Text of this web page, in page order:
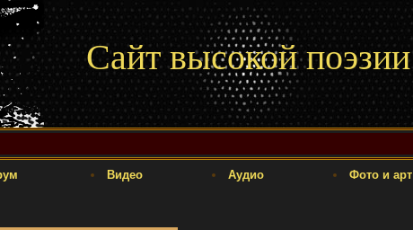
Сайт высокой поэзии
Видео Аудио Фото и арт